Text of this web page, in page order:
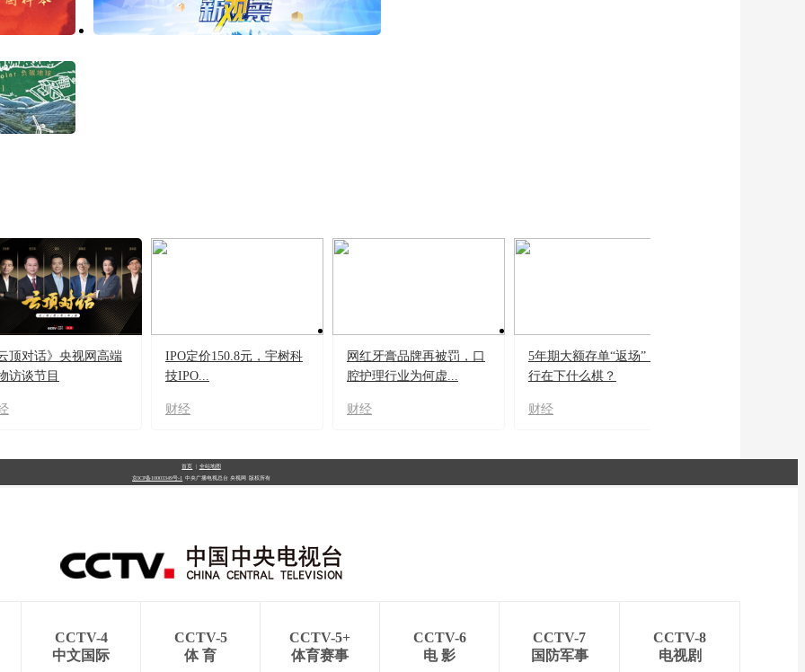
顶对话》央视网高端
访谈节目
IPO定价150.8元，宇树科
技IPO...
财经
网红牙膏品牌再被罚，口
腔护理行业为何虚...
财经
5年期大额存单“返场”，银
行在下什么棋？
财经
首页 全站地图
京ICP备10003349号-1 中央广播电视总台 央视网 版权所有
CCTV-4
中文国际
CCTV-5
体 育
CCTV-5+
体育赛事
CCTV-6
电 影
CCTV-7
国防军事
CCTV-8
电视剧